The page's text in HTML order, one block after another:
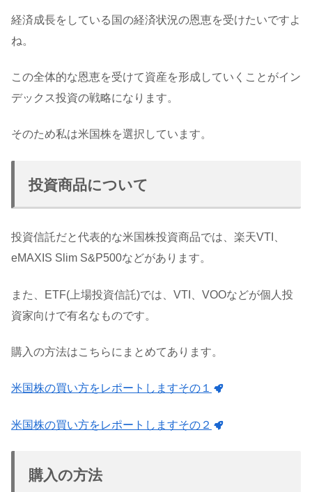
経済成長をしている国の経済状況の恩恵を受けたいですよ
ね。
この全体的な恩恵を受けて資産を形成していくことがイン
デックス投資の戦略になります。
そのため私は米国株を選択しています。
投資商品について
投資信託だと代表的な米国株投資商品では、楽天VTI、
eMAXIS Slim S&P500などがあります。
また、ETF(上場投資信託)では、VTI、VOOなどが個人投
資家向けで有名なものです。
購入の方法はこちらにまとめてあります。
米国株の買い方をレポートしますその１
米国株の買い方をレポートしますその２
購入の方法